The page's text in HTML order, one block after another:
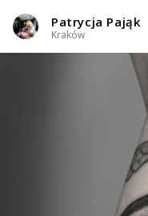
Dotwork /
Sketch / Line work /
Patrycja Pająk
Kraków